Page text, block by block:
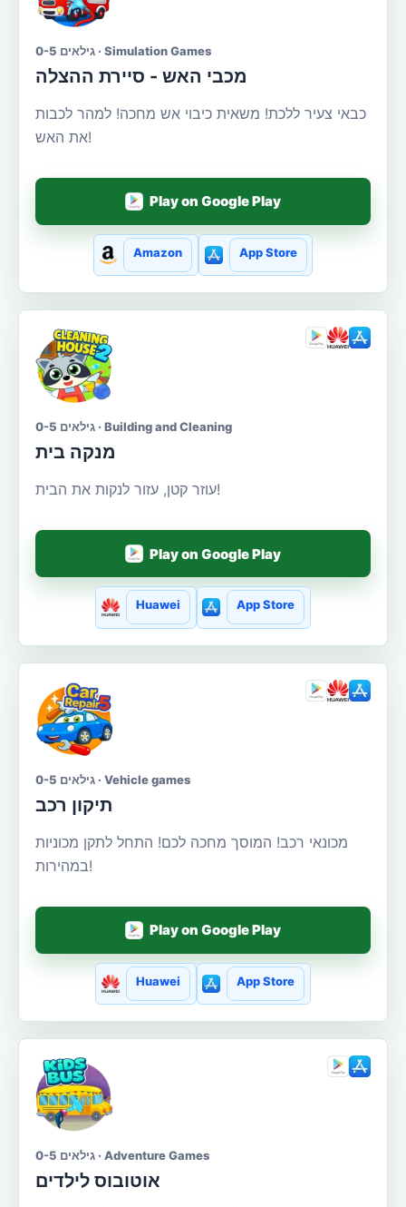
גילאים 0-5 · Simulation Games
מכבי האש - סיירת ההצלה
כבאי צעיר ללכת! משאית כיבוי אש מחכה! למהר לכבות
את האש!
Play on Google Play
Amazon App Store
גילאים 0-5 · Building and Cleaning
מנקה בית
עוזר קטן, עזור לנקות את הבית!
Play on Google Play
Huawei App Store
גילאים 0-5 · Vehicle games
תיקון רכב
מכונאי רכב! המוסך מחכה לכם! התחל לתקן מכוניות
במהירות!
Play on Google Play
Huawei App Store
גילאים 0-5 · Adventure Games
אוטובוס לילדים